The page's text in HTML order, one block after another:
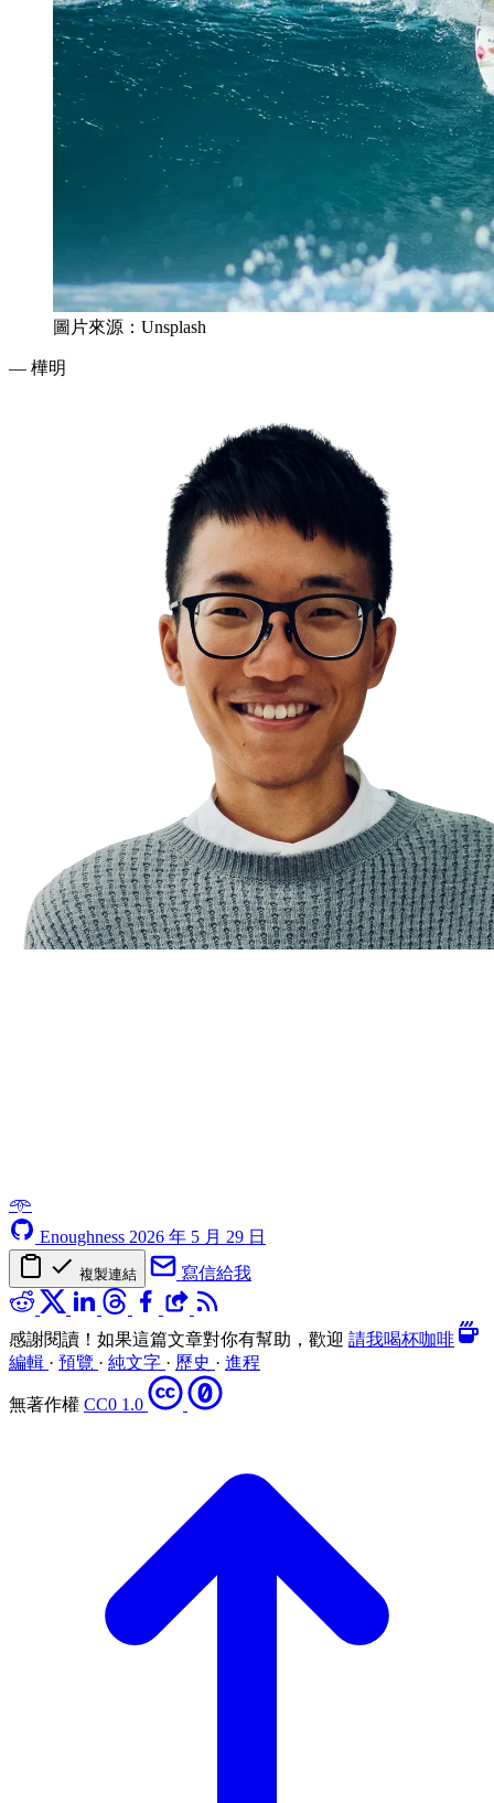
圖片來源：Unsplash
— 樺明
𖥸
Enoughness 2026 年 5 月 29 日
複製連結 寫信給我
感謝閱讀！如果這篇文章對你有幫助，歡迎 請我喝杯咖啡
編輯 · 預覽 · 純文字 · 歷史 · 進程
無著作權 CC0 1.0